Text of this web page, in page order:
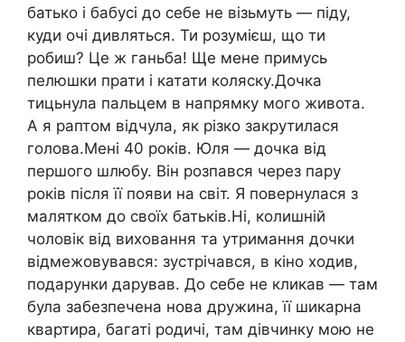
батько і бабусі до себе не візьмуть — піду,
куди очі дивляться. Ти розумієш, що ти
робиш? Це ж ганьба! Ще мене примусь
пелюшки прати і катати коляску.Дочка
тицьнула пальцем в напрямку мого живота.
А я раптом відчула, як різко закрутилася
голова.Мені 40 років. Юля — дочка від
першого шлюбу. Він розпався через пару
років після її появи на світ. Я повернулася з
малятком до своїх батьків.Ні, колишній
чоловік від виховання та утримання дочки
відмежовувався: зустрічався, в кіно ходив,
подарунки дарував. До себе не кликав — там
була забезпечена нова дружина, її шикарна
квартира, багаті родичі, там дівчинку мою не